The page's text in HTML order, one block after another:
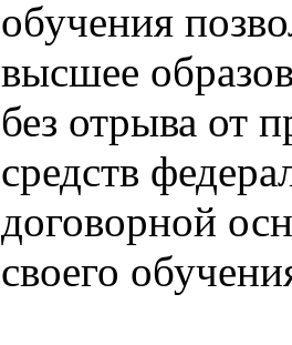
обучения
высшее
без отрыва от
средств
договорной
своего